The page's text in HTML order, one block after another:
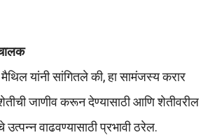
यांनी सांगितले की, हा सामंजस्य करार
जाणीव करून देण्यासाठी आणि शेतीवरील
वाढवण्यासाठी प्रभावी ठरेल.